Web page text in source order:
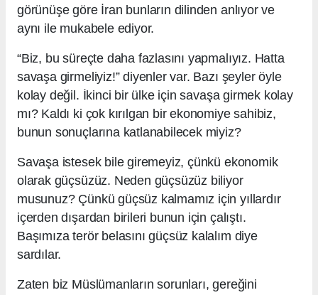
görünüşe göre İran bunların dilinden anlıyor ve
aynı ile mukabele ediyor.
“Biz, bu süreçte daha fazlasını yapmalıyız. Hatta
savaşa girmeliyiz!” diyenler var. Bazı şeyler öyle
kolay değil. İkinci bir ülke için savaşa girmek kolay
mı? Kaldı ki çok kırılgan bir ekonomiye sahibiz,
bunun sonuçlarına katlanabilecek miyiz?
Savaşa istesek bile giremeyiz, çünkü ekonomik
olarak güçsüzüz. Neden güçsüzüz biliyor
musunuz? Çünkü güçsüz kalmamız için yıllardır
içerden dışardan birileri bunun için çalıştı.
Başımıza terör belasını güçsüz kalalım diye
sardılar.
Zaten biz Müslümanların sorunları, gereğini